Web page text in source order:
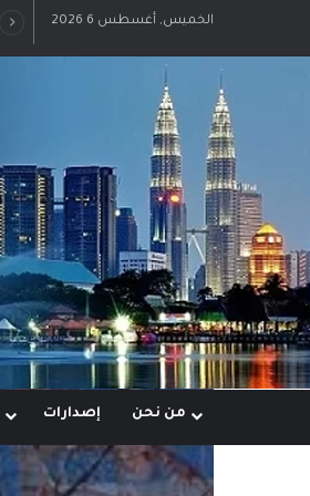
الخميس, أغسطس 6 2026
من نحن إصدارات